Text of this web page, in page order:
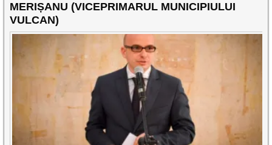
MERIȘANU (VICEPRIMARUL MUNICIPIULUI
VULCAN)